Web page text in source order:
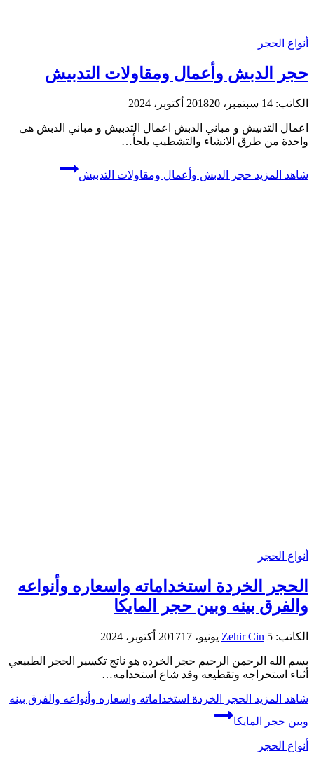
أنواع الحجر
حجر الدبش وأعمال ومقاولات التدبيش
الكاتب: 14 سبتمبر، 2018 20 أكتوبر، 2024
اعمال التدبيش و مباني الدبش اعمال التدبيش و مباني الدبش هى
واحدة من طرق الانشاء والتشطيب يلجأ…
شاهد المزيد حجر الدبش وأعمال ومقاولات التدبيش
أنواع الحجر
الحجر الخردة استخداماته واسعاره وأنواعه
والفرق بينه وبين حجر المايكا
الكاتب: Zehir Cin 5 يونيو، 2017 17 أكتوبر، 2024
بسم الله الرحمن الرحيم حجر الخرده هو ناتج تكسير الحجر الطبيعي
أثناء استخراجه وتقطيعه وقد شاع استخدامه…
شاهد المزيد الحجر الخردة استخداماته واسعاره وأنواعه والفرق بينه
وبين حجر المايكا
أنواع الحجر